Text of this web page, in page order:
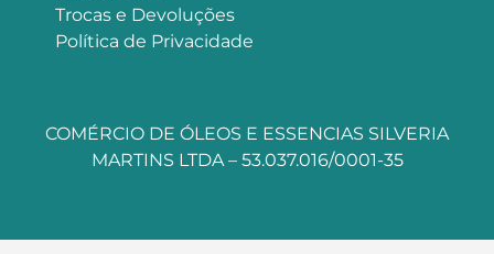
Trocas e Devoluções
Política de Privacidade
COMÉRCIO DE ÓLEOS E ESSENCIAS SILVERIA
MARTINS LTDA – 53.037.016/0001-35